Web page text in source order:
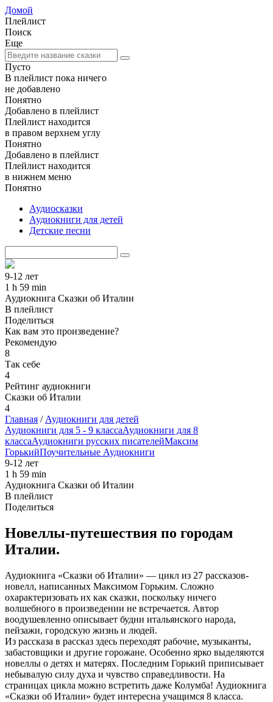
Домой
Плейлист
Поиск
Еще
Пусто
В плейлист пока ничего
не добавлено
Понятно
Добавлено в плейлист
Плейлист находится
в правом верхнем углу
Понятно
Добавлено в плейлист
Плейлист находится
в нижнем меню
Понятно
Аудиосказки
Аудиокниги для детей
Детские песни
9-12 лет
1 h 59 min
Аудиокнига Сказки об Италии
В плейлист
Поделиться
Как вам это произведение?
Рекомендую
8
Так себе
4
Рейтинг аудиокниги
Сказки об Италии
4
Главная / Аудиокниги для детей
Аудиокниги для 5 - 9 классаАудиокниги для 8
классаАудиокниги русских писателейМаксим
ГорькийПоучительные Аудиокниги
9-12 лет
1 h 59 min
Аудиокнига Сказки об Италии
В плейлист
Поделиться
Новеллы-путешествия по городам
Италии.
Аудиокнига «Сказки об Италии» — цикл из 27 рассказов-
новелл, написанных Максимом Горьким. Сложно
охарактеризовать их как сказки, поскольку ничего
волшебного в произведении не встречается. Автор
воодушевленно описывает будни итальянского народа,
пейзажи, городскую жизнь и людей.
Из рассказа в рассказ здесь переходят рабочие, музыканты,
забастовщики и другие горожане. Особенно ярко выделяются
новеллы о детях и матерях. Последним Горький приписывает
небывалую силу духа и чувство справедливости. На
страницах цикла можно встретить даже Колумба! Аудиокнига
«Сказки об Италии» будет интересна учащимся 8 класса.